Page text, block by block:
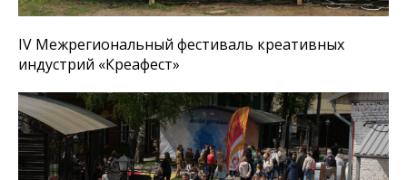
IV Межрегиональный фестиваль креативных
индустрий «Креафест»